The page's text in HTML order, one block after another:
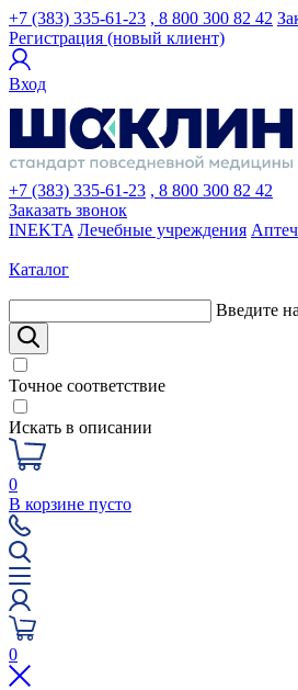
+7 (383) 335-61-23 , 8 800 300 82 42
Регистрация (новый клиент)
Вход
+7 (383) 335-61-23 , 8 800 300 82 42
Заказать звонок
INEKTA Лечебные учреждения
Каталог
Введите
Точное соответствие
Искать в описании
0
В корзине пусто
0